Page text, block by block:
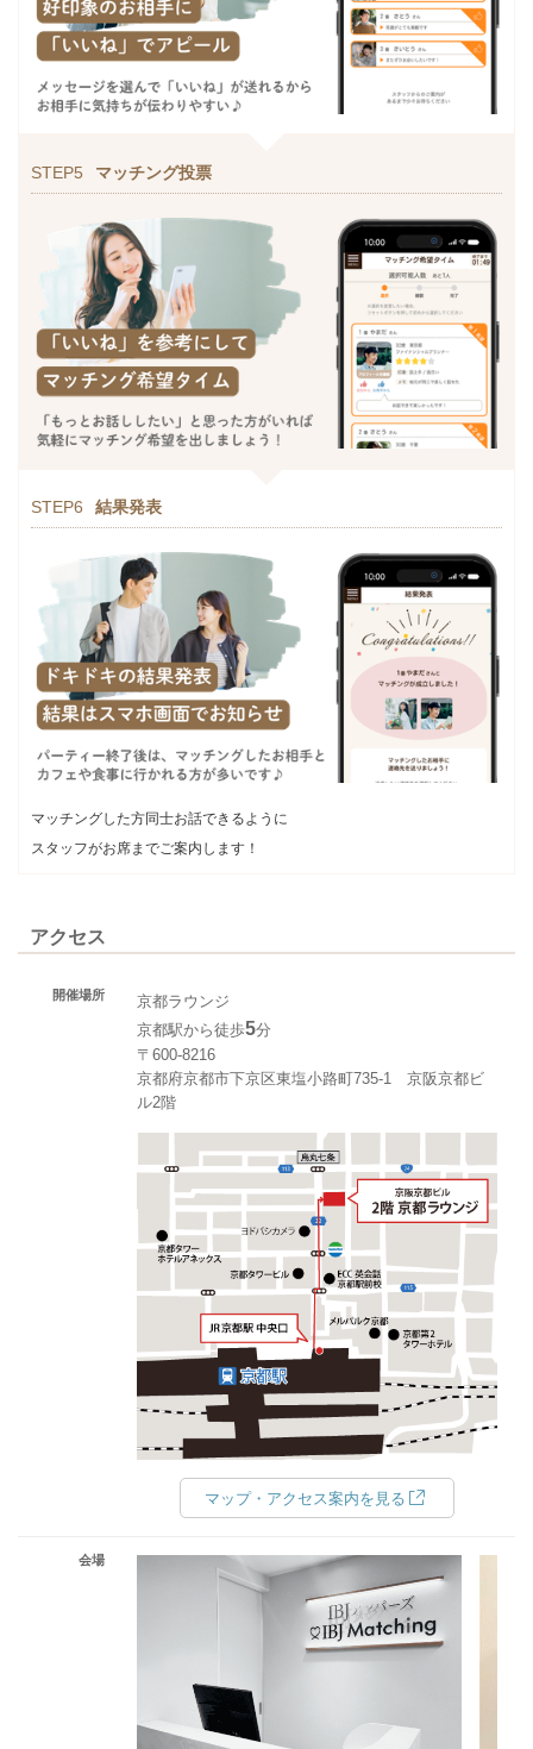
STEP5 マッチング投票
STEP6 結果発表
マッチングした方同士お話できるように
スタッフがお席までご案内します！
アクセス
開催場所
京都ラウンジ
京都駅から徒歩5分
〒600-8216
京都府京都市下京区東塩小路町735-1 京阪京都ビ
ル2階
マップ・アクセス案内を見る
会場